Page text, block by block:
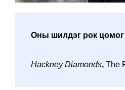
Оны шилдэг рок цомог
Hackney Diamonds, The